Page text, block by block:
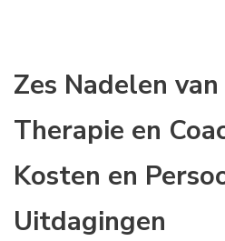
Zes Nadelen
Therapie en
Kosten en
Uitdagingen